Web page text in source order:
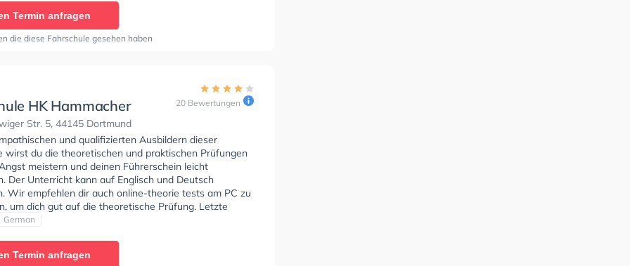
Klasse B96, B196, B197, Klasse
B197 zu erhalten. Wir empfehlen dir auch online-
am PC zu absolvieren, um dich gut auf die
Prüfung. Letzte Bewertung: "Die Fahrlehrer sind sehr
Termin anfragen
die diese Fahrschule gesehen haben
HK Hammacher
Str. 5, 44145 Dortmund
20 Bewertungen
und qualifizierten Ausbildern dieser
wirst du die theoretischen und praktischen Prüfungen
meistern und deinen Führerschein leicht
Der Unterricht kann auf Englisch und Deutsch
Wir empfehlen dir auch online-theorie tests am PC zu
um dich gut auf die theoretische Prüfung. Letzte
"BESTER FAHRLEHRER DEN ES GIBT !!!! HABE VOR
FS ! DANKE !"
German
Termin anfragen